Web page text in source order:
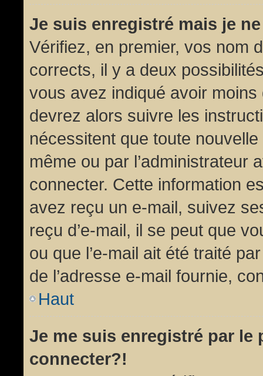
Je suis enregistré mais je
Vérifiez, en premier, vos nom
corrects, il y a deux
vous avez indiqué avoir
devrez alors suivre les
nécessitent que toute
même ou par l’administrateur
connecter. Cette information
avez reçu un e-mail, suivez
reçu d’e-mail, il se peut que
ou que l’e-mail ait été traité
de l’adresse e-mail fournie,
Haut
Je me suis enregistré par le
connecter?!